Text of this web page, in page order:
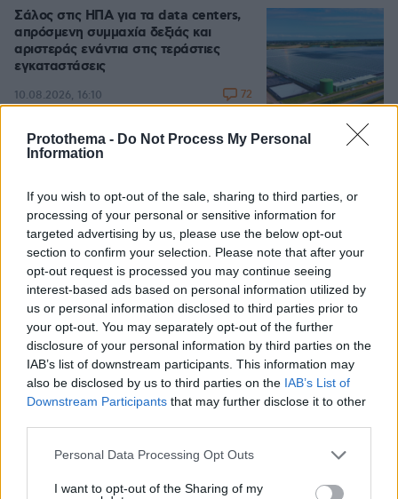
Protothema - Do Not Process My Personal
Information
If you wish to opt-out of the sale, sharing to third parties, or
processing of your personal or sensitive information for
targeted advertising by us, please use the below opt-out
section to confirm your selection. Please note that after your
opt-out request is processed you may continue seeing
interest-based ads based on personal information utilized by
us or personal information disclosed to third parties prior to
your opt-out. You may separately opt-out of the further
disclosure of your personal information by third parties on the
IAB’s list of downstream participants. This information may
also be disclosed by us to third parties on the IAB’s List of
Downstream Participants that may further disclose it to other
Please note that this website/app uses one or more Google
not limited to your visit or usage behaviour. You may click to
Personal Data Processing Opt Outs
I want to opt-out of the Sharing of my
Σάλος στις ΗΠΑ για τα data centers,
απρόσμενη συμμαχία δεξιάς και
αριστεράς ενάντια στις τεράστιες
εγκαταστάσεις
10.08.2026, 16:10 72
Ιδέα, τα όνειρα και τις «διαστροφές»
του μυαλού
10.08.2026, 16:05 4
«Δεν ήταν κοντά στο παιδί και πριν
έναν μήνα το είχε αφήσει ξανά μόνο»
ισχυρίζεται ο ιδιοκτήτης του beach bar
για τον πατέρα του 4χρονου στην
Πάρο
πριν από 1.400 χρόνια, που γέννησε